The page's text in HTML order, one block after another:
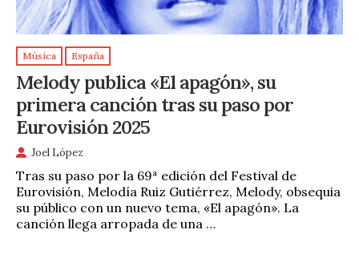
Música España
Melody publica «El apagón», su
primera canción tras su paso por
Eurovisión 2025
Joel López
Tras su paso por la 69ª edición del Festival de
Eurovisión, Melodía Ruiz Gutiérrez, Melody, obsequia
su público con un nuevo tema, «El apagón». La
canción llega arropada de una …